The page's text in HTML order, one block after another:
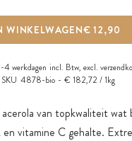
acerola van topkwaliteit
en vitamine C gehalte.
WINKELWAGEN€ 12,90
4 werkdagen incl. Btw, excl.
SKU 4878-bio € 182,72 / 1kg